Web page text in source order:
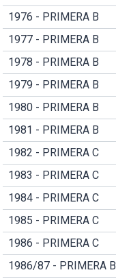
1976 - PRIMERA B
1977 - PRIMERA B
1978 - PRIMERA B
1979 - PRIMERA B
1980 - PRIMERA B
1981 - PRIMERA B
1982 - PRIMERA C
1983 - PRIMERA C
1984 - PRIMERA C
1985 - PRIMERA C
1986 - PRIMERA C
1986/87 - PRIMERA B